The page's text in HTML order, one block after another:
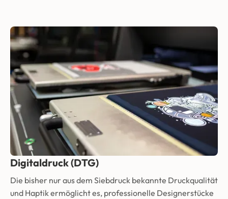
Digitaldruck (DTG)
Die bisher nur aus dem Siebdruck bekannte Druckqualität
und Haptik ermöglicht es, professionelle Designerstücke